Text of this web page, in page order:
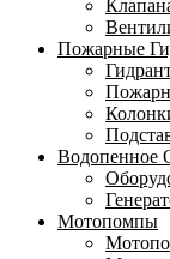
Пожарные
Водопенное
Мотопомпы